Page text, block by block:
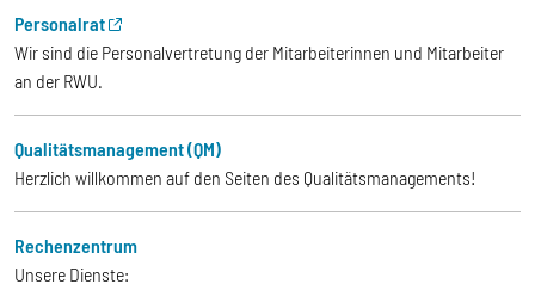
Personalrat
Wir sind die Personalvertretung der Mitarbeiterinnen und Mitarbeiter
an der RWU.
Qualitätsmanagement (QM)
Herzlich willkommen auf den Seiten des Qualitätsmanagements!
Rechenzentrum
Unsere Dienste: